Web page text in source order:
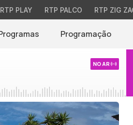
RTP PLAY RTP PALCO RTP ZIG
Programação
NO AR